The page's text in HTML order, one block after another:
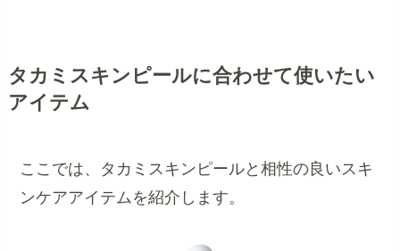
タカミスキンピールに合わせて使いたい
アイテム
ここでは、タカミスキンピールと相性の良いスキ
ンケアアイテムを紹介します。